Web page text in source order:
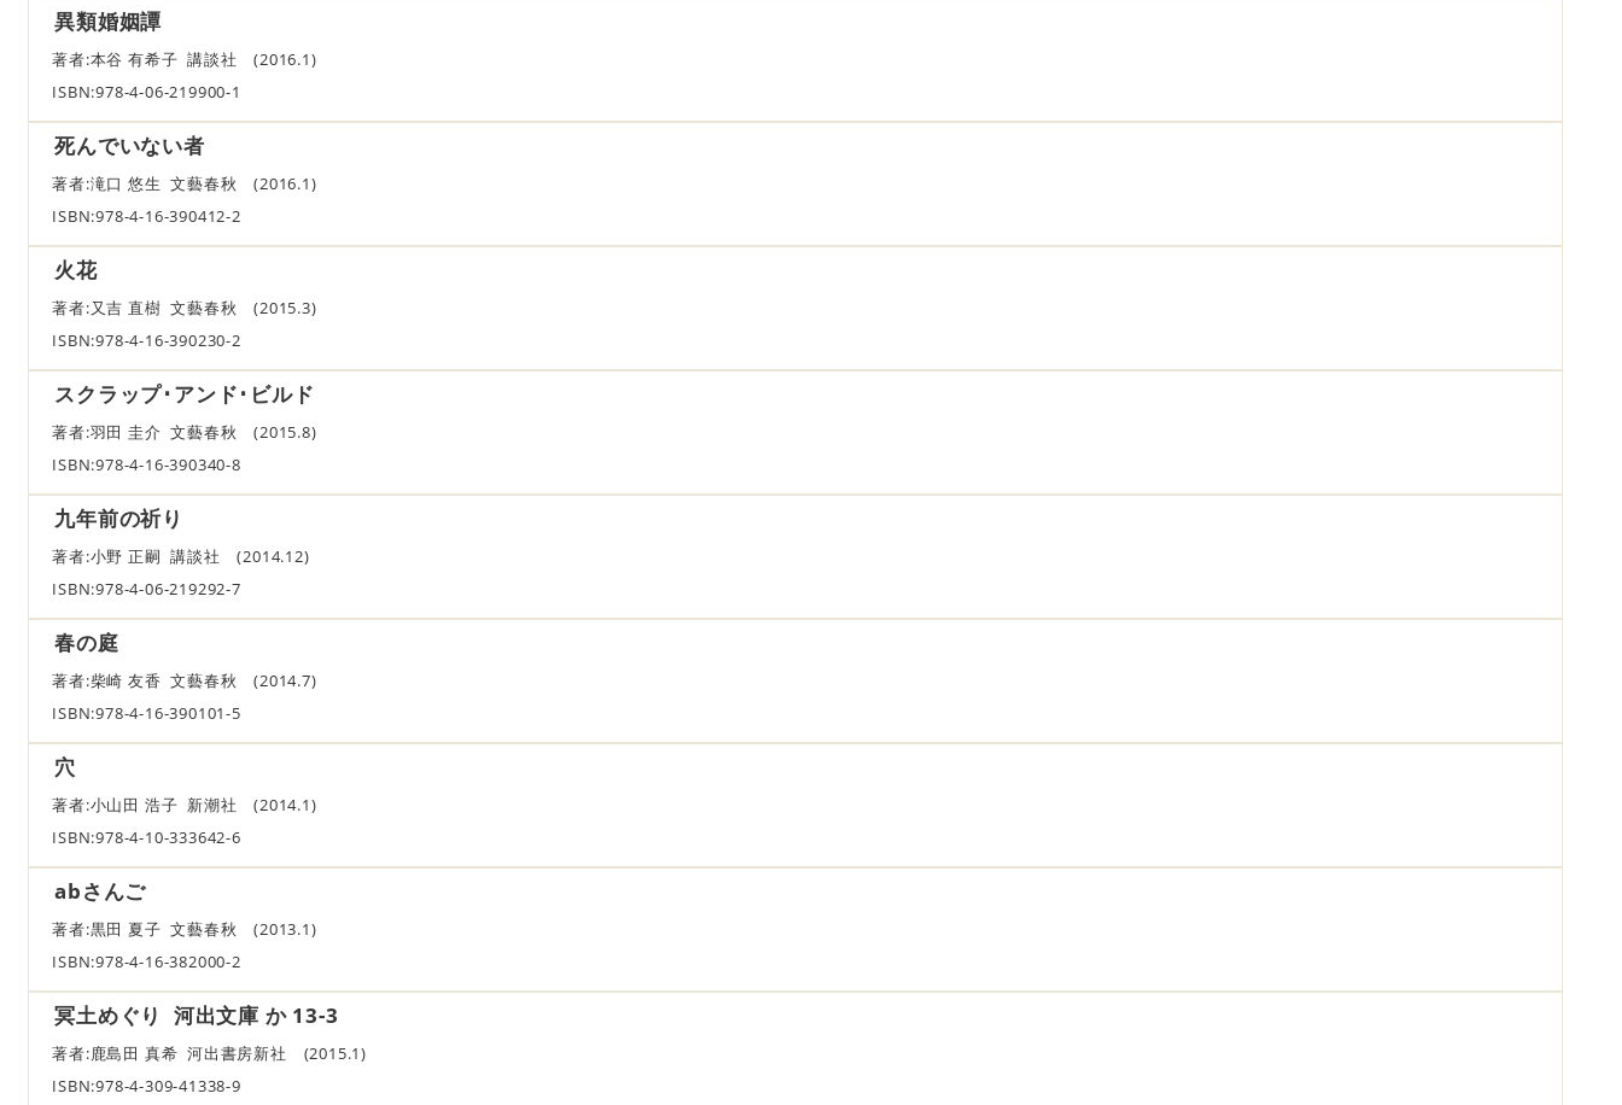
異類婚姻譚
著者:本谷 有希子 講談社 (2016.1)
ISBN:978-4-06-219900-1
死んでいない者
著者:滝口 悠生 文藝春秋 (2016.1)
ISBN:978-4-16-390412-2
火花
著者:又吉 直樹 文藝春秋 (2015.3)
ISBN:978-4-16-390230-2
スクラップ･アンド･ビルド
著者:羽田 圭介 文藝春秋 (2015.8)
ISBN:978-4-16-390340-8
九年前の祈り
著者:小野 正嗣 講談社 (2014.12)
ISBN:978-4-06-219292-7
春の庭
著者:柴崎 友香 文藝春秋 (2014.7)
ISBN:978-4-16-390101-5
穴
著者:小山田 浩子 新潮社 (2014.1)
ISBN:978-4-10-333642-6
abさんご
著者:黒田 夏子 文藝春秋 (2013.1)
ISBN:978-4-16-382000-2
冥土めぐり 河出文庫 か 13-3
著者:鹿島田 真希 河出書房新社 (2015.1)
ISBN:978-4-309-41338-9